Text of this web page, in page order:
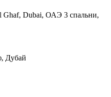
Дубай